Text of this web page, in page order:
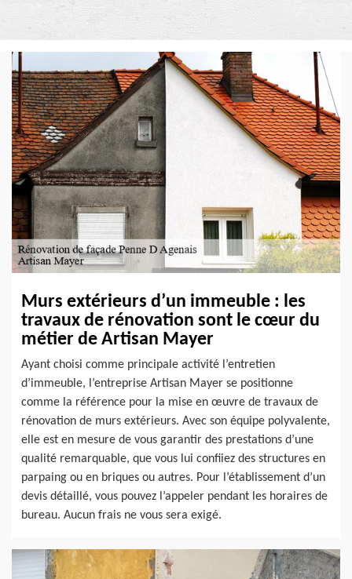
Murs extérieurs d’un immeuble : les
travaux de rénovation sont le cœur du
métier de Artisan Mayer
Ayant choisi comme principale activité l’entretien
d’immeuble, l’entreprise Artisan Mayer se positionne
comme la référence pour la mise en œuvre de travaux de
rénovation de murs extérieurs. Avec son équipe polyvalente,
elle est en mesure de vous garantir des prestations d’une
qualité remarquable, que vous lui confiiez des structures en
parpaing ou en briques ou autres. Pour l’établissement d’un
devis détaillé, vous pouvez l’appeler pendant les horaires de
bureau. Aucun frais ne vous sera exigé.